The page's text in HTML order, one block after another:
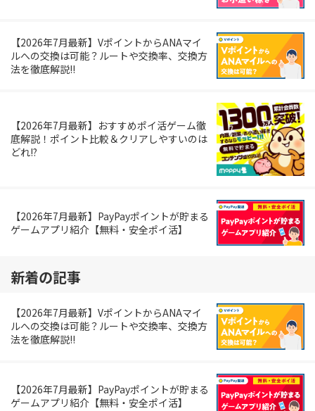
【2026年7月最新】VポイントからANAマイ
ルへの交換は可能？ルートや交換率、交換方
法を徹底解説!!
【2026年7月最新】おすすめポイ活ゲーム徹
底解説！ポイント比較＆クリアしやすいのは
どれ!?
【2026年7月最新】PayPayポイントが貯まる
ゲームアプリ紹介【無料・安全ポイ活】
新着の記事
【2026年7月最新】VポイントからANAマイ
ルへの交換は可能？ルートや交換率、交換方
法を徹底解説!!
【2026年7月最新】PayPayポイントが貯まる
ゲームアプリ紹介【無料・安全ポイ活】